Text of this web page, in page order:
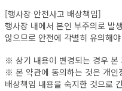
[행사장 안전사고 배상책임]
행사장 내에서 본인 부주의로 발
않으므로 안전에 각별히 유의해
※ 상기 내용이 변경되는 경우 본
※ 본 약관에 동의하는 것은 개인
배상책임 내용을 숙지한 것으로